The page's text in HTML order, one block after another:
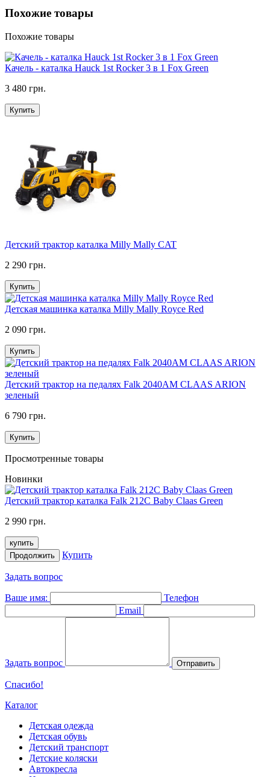
Похожие товары
Похожие товары
Качель - каталка Hauck 1st Rocker 3 в 1 Fox Green
3 480 грн.
Купить
Детский трактор каталка Milly Mally CAT
2 290 грн.
Купить
Детская машинка каталка Milly Mally Royce Red
2 090 грн.
Купить
Детский трактор на педалях Falk 2040AM CLAAS ARION
зеленый
6 790 грн.
Купить
Просмотренные товары
Новинки
Детский трактор каталка Falk 212C Baby Claas Green
2 990 грн.
купить
Продолжить
Купить
Задать вопрос
Ваше имя:
Телефон
Email
Задать вопрос Отправить
Спасибо!
Каталог
Детская одежда
Детская обувь
Детский транспорт
Детские коляски
Автокресла